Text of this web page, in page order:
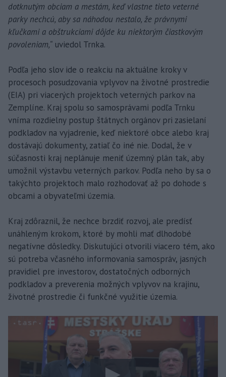
dotknutým obciam a mestám, keď vlastne tieto veterné
parky nechcú, aby sa náhodou nestalo, že právnymi
kľučkami a obštrukciami dôjde ku niektorým čiastkovým
povoleniam,“ uviedol Trnka.
Podľa jeho slov ide o reakciu na aktuálne kroky v
procesoch posudzovania vplyvov na životné prostredie
(EIA) pri viacerých projektoch veterných parkov na
Zemplíne. Kraj spolu so samosprávami podľa Trnku
vníma rozdielny postup štátnych orgánov pri zasielaní
podkladov na vyjadrenie, keď niektoré obce alebo kraj
dostávajú dokumenty, zatiaľ čo iné nie. Dodal, že v
súčasnosti kraj neplánuje meniť územný plán tak, aby
umožnil výstavbu veterných parkov. Podľa neho by sa o
takýchto projektoch malo rozhodovať až po dohode s
obcami a obyvateľmi územia.
Kraj zdôraznil, že nechce brzdiť rozvoj, ale predísť
unáhleným krokom, ktoré by mohli mať dlhodobé
negatívne dôsledky. Diskutujúci otvorili viacero tém, ako
sú potreba včasného informovania samospráv, jasných
pravidiel pre investorov, dostatočných odborných
podkladov a preverenia možných vplyvov na krajinu,
životné prostredie či funkčné využitie územia.